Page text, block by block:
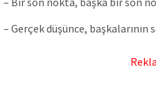
– Gerçek düşünce,